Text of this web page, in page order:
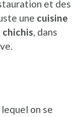
et des
une cuisine
, dans
on se